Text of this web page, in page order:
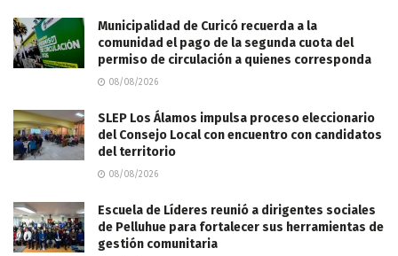
Municipalidad de Curicó recuerda a la
comunidad el pago de la segunda cuota del
permiso de circulación a quienes corresponda
08/08/2026
SLEP Los Álamos impulsa proceso eleccionario
del Consejo Local con encuentro con candidatos
del territorio
08/08/2026
Escuela de Líderes reunió a dirigentes sociales
de Pelluhue para fortalecer sus herramientas de
gestión comunitaria